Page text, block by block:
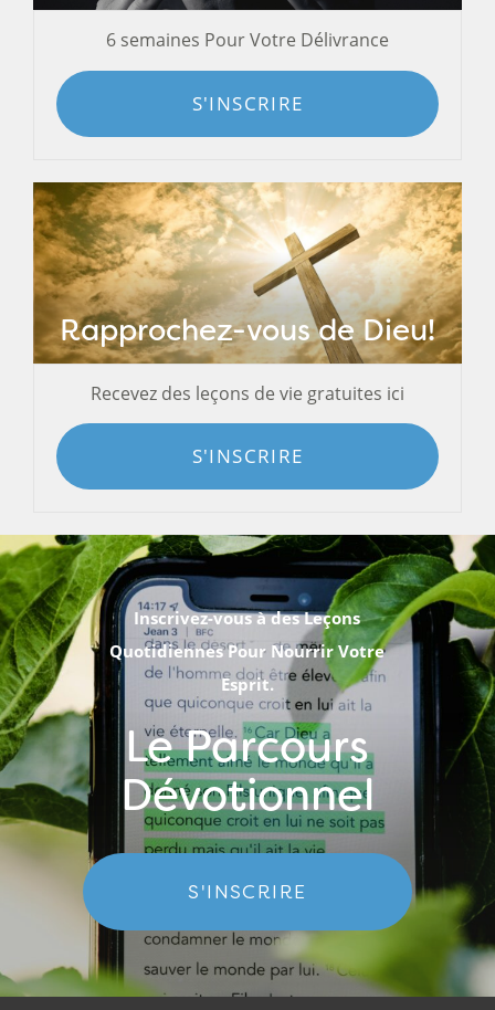
6 semaines Pour Votre Délivrance
S'INSCRIRE
Rapprochez-vous de Dieu!
Recevez des leçons de vie gratuites ici
S'INSCRIRE
Inscrivez-vous à des Leçons
Quotidiennes Pour Nourrir Votre
Esprit.
Le Parcours
Dévotionnel
S'INSCRIRE